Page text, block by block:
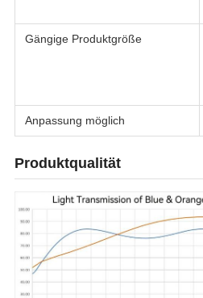
Gängige Produktgröße
Anpassung möglich
Produktqualität